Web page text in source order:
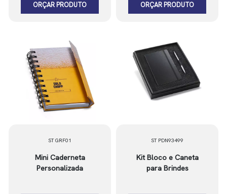
ORÇAR PRODUTO ORÇAR PRODUTO
ST GRF01
Mini Caderneta
Personalizada
ST PDN93499
Kit Bloco e Caneta
para Brindes